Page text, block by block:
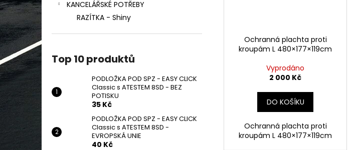
KANCELÁŘSKÉ POTŘEBY
RAZÍTKA - Shiny
Top 10 produktů
PODLOŽKA POD SPZ - EASY CLICK
Classic s ATESTEM 8SD - BEZ
POTISKU
35 Kč
PODLOŽKA POD SPZ - EASY CLICK
Classic s ATESTEM 8SD -
EVROPSKÁ UNIE
40 Kč
Ochranná plachta proti
kroupám L 480×177×119cm
Vyprodáno
2 000 Kč
DO KOŠÍKU
Ochranná plachta proti
kroupám L 480×177×119cm